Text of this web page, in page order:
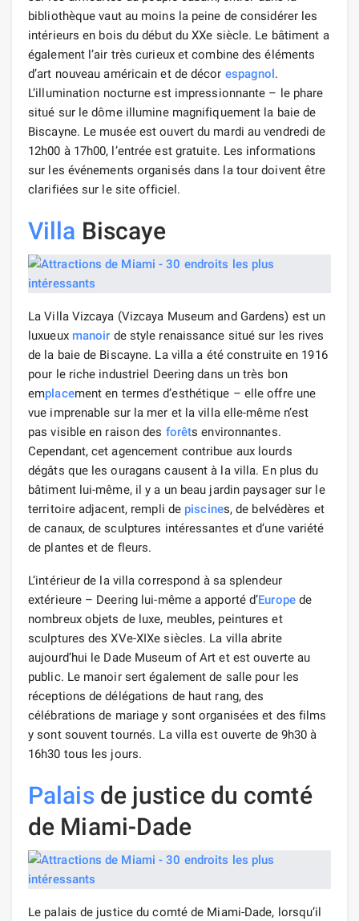
bibliothèque vaut au moins la peine de considérer les
intérieurs en bois du début du XXe siècle. Le bâtiment a
également l’air très curieux et combine des éléments
d’art nouveau américain et de décor espagnol.
L’illumination nocturne est impressionnante – le phare
situé sur le dôme illumine magnifiquement la baie de
Biscayne. Le musée est ouvert du mardi au vendredi de
12h00 à 17h00, l’entrée est gratuite. Les informations
sur les événements organisés dans la tour doivent être
clarifiées sur le site officiel.
Villa Biscaye
La Villa Vizcaya (Vizcaya Museum and Gardens) est un
luxueux manoir de style renaissance situé sur les rives
de la baie de Biscayne. La villa a été construite en 1916
pour le riche industriel Deering dans un très bon
emplacement en termes d’esthétique – elle offre une
vue imprenable sur la mer et la villa elle-même n’est
pas visible en raison des forêts environnantes.
Cependant, cet agencement contribue aux lourds
dégâts que les ouragans causent à la villa. En plus du
bâtiment lui-même, il y a un beau jardin paysager sur le
territoire adjacent, rempli de piscines, de belvédères et
de canaux, de sculptures intéressantes et d’une variété
de plantes et de fleurs.
L’intérieur de la villa correspond à sa splendeur
extérieure – Deering lui-même a apporté d’Europede
nombreux objets de luxe, meubles, peintures et
sculptures des XVe-XIXe siècles. La villa abrite
aujourd’hui le Dade Museum of Art et est ouverte au
public. Le manoir sert également de salle pour les
réceptions de délégations de haut rang, des
célébrations de mariage y sont organisées et des films
y sont souvent tournés. La villa est ouverte de 9h30 à
16h30 tous les jours.
Palaisde justice du comté
de Miami-Dade
Le palais de justice du comté de Miami-Dade, lorsqu’il